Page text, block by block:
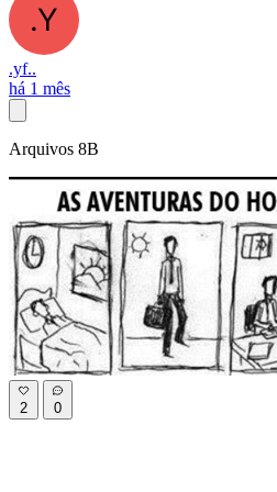
.yf..
há 1 mês
Arquivos 8B
2 0